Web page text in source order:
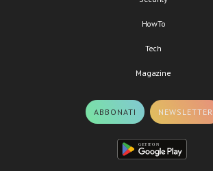
HowTo
Tech
Magazine
ABBONATI NEWSLETTER